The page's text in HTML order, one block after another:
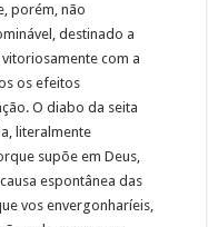
porém, não
destinado a
com a
os efeitos
O diabo da seita
literalmente
supõe em Deus,
espontânea das
vos envergonharíeis,